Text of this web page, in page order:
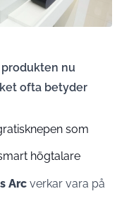
produkten nu
ofta betyder
som
högtalare
Arc verkar vara på